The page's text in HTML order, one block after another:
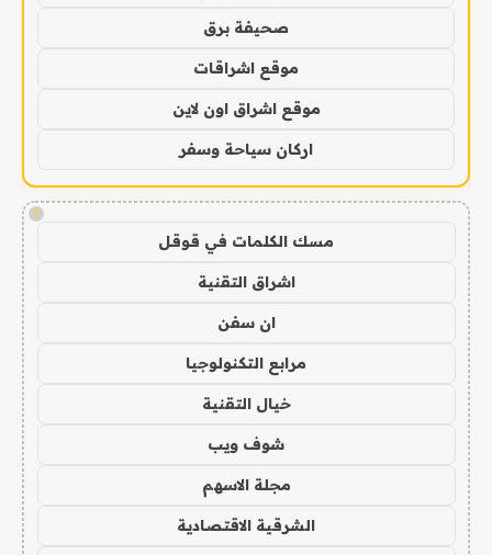
صحيفة برق
موقع اشراقات
موقع اشراق اون لاين
اركان سياحة وسفر
!
مسك الكلمات في قوقل
اشراق التقنية
ان سفن
مرابع التكنولوجيا
خيال التقنية
شوف ويب
مجلة الاسهم
الشرقية الاقتصادية